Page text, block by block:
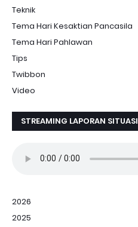
Teknik
Tema Hari Kesaktian Pancasila
Tema Hari Pahlawan
Tips
Twibbon
Video
STREAMING LAPORAN SITUASI
2026
2025